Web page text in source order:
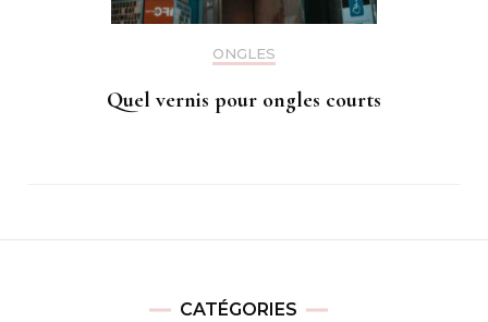
ONGLES
Quel vernis pour ongles courts
CATÉGORIES